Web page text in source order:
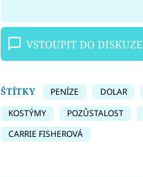
VSTOUPIT DO DISKUZE
ŠTÍTKY PENÍZE DOLAR
KOSTÝMY
POZŮSTALOST
CARRIE FISHEROVÁ